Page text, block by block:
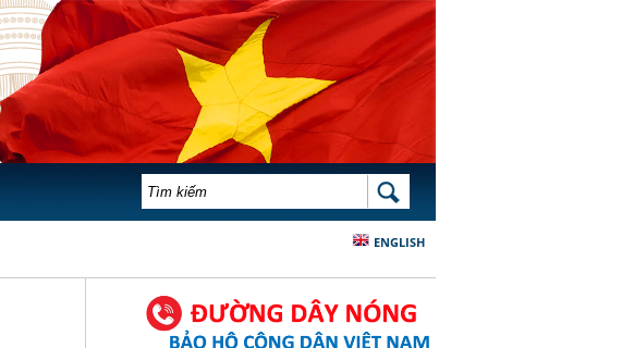
BIỂU MẪU TÌM KIẾM TÌM KIẾM
ENGLISH